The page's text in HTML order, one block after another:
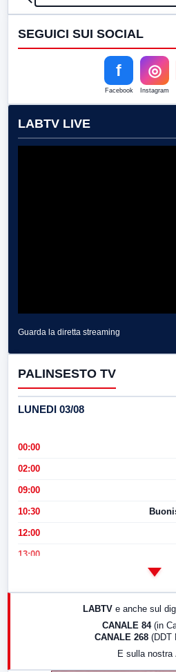
SEGUICI SUI SOCIAL
f
Facebook
◎
Instagram
LABTV LIVE
Guarda la diretta streaming
PALINSESTO TV
LUNEDI 03/08
00:00
02:00
09:00
10:30
12:00
13:00
LABTV e anche sul
CANALE 84 (in
CANALE 268 (DDT
E sulla nostra